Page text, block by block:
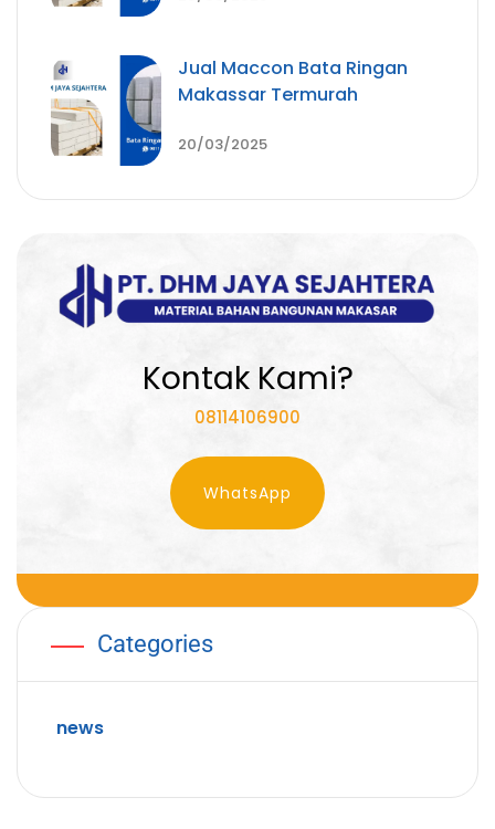
Jual Maccon Bata Ringan
Makassar Termurah
20/03/2025
Kontak Kami?
08114106900
WhatsApp
Categories
news